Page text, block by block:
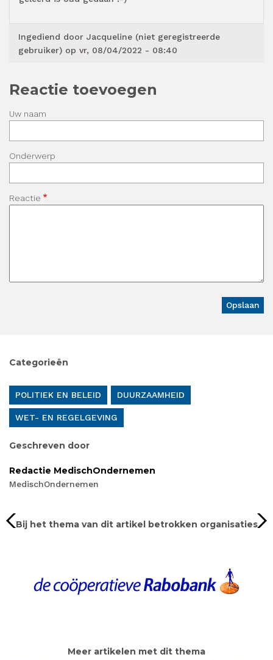
Ingediend door Jacqueline (niet geregistreerde
gebruiker) op vr, 08/04/2022 - 08:40
Reactie toevoegen
Uw naam
Onderwerp
Reactie
Categorieën
POLITIEK EN BELEID DUURZAAMHEID
WET- EN REGELGEVING
Geschreven door
Redactie MedischOndernemen
MedischOndernemen
Bij het thema van dit artikel betrokken organisaties
Meer artikelen met dit thema